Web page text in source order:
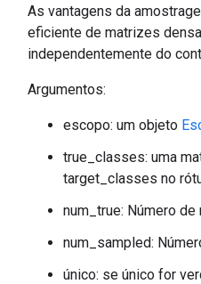
As vantagens da
eficiente de matrizes
independentemente do
Argumentos:
escopo: um objeto
true_classes: uma
target_classes no
num_true: Número
num_sampled:
único: se único for